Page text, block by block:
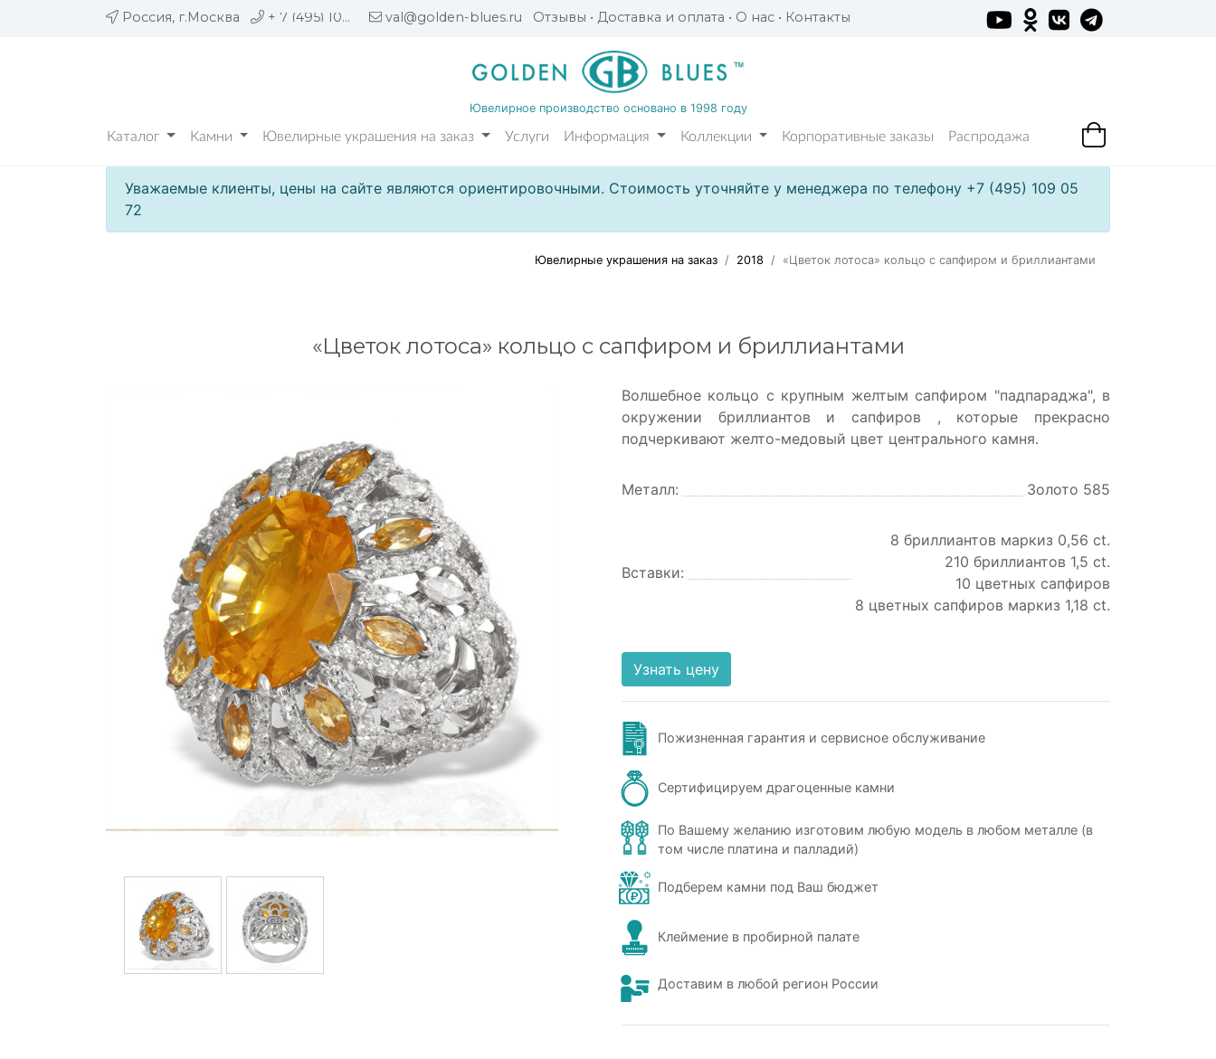
Россия, г.Москва + 7 (495) 109 05 72 val@golden-blues.ru Отзывы • Доставка и оплата • О нас • Контакты
Ювелирное производство основано в 1998 году
Каталог Камни Ювелирные украшения на заказ Услуги Информация Коллекции Корпоративные заказы Распродажа
Уважаемые клиенты, цены на сайте являются ориентировочными. Стоимость уточняйте у менеджера по телефону +7 (495) 109 05
72
Ювелирные украшения на заказ 2018 «Цветок лотоса» кольцо с сапфиром и бриллиантами
«Цветок лотоса» кольцо с сапфиром и бриллиантами
Волшебное кольцо с крупным желтым сапфиром "падпараджа", в
окружении бриллиантов и сапфиров , которые прекрасно
подчеркивают желто-медовый цвет центрального камня.
Металл: Золото 585
Вставки:
8 бриллиантов маркиз 0,56 ct.
210 бриллиантов 1,5 ct.
10 цветных сапфиров
8 цветных сапфиров маркиз 1,18 ct.
Узнать цену
Пожизненная гарантия и сервисное обслуживание
Сертифицируем драгоценные камни
По Вашему желанию изготовим любую модель в любом металле (в
том числе платина и палладий)
Подберем камни под Ваш бюджет
Клеймение в пробирной палате
Доставим в любой регион России